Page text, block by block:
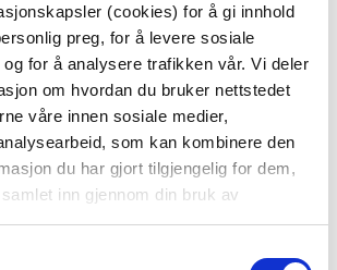
(cookies) for å gi innhold
preg, for å levere sosiale
for å analysere trafikken vår. Vi deler
om hvordan du bruker nettstedet
våre innen sosiale medier,
som kan kombinere den
du har gjort tilgjengelig for dem,
inn gjennom din bruk av
EVI
PUTETREKK FAUX FUR
STRIPER 48X48CM